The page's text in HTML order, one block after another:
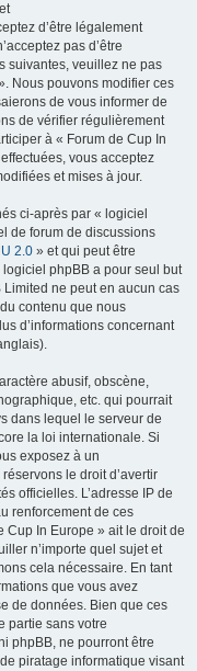
d’être légalement
pas d’être
suivantes, veuillez ne pas
Nous pouvons modifier ces
de vous informer de
de vérifier régulièrement
à « Forum de Cup In
vous acceptez
et mises à jour.
ci-après par « logiciel
de forum de discussions
2.0 » et qui peut être
phpBB a pour seul but
ne peut en aucun cas
contenu que nous
d’informations concernant
abusif, obscène,
etc. qui pourrait
dans lequel le serveur de
la loi internationale. Si
exposez à un
le droit d’avertir
officielles. L’adresse IP de
renforcement de ces
Cup In Europe » ait le droit de
n’importe quel sujet et
cela nécessaire. En tant
que vous avez
de données. Bien que ces
partie sans votre
phpBB, ne pourront être
piratage informatique visant